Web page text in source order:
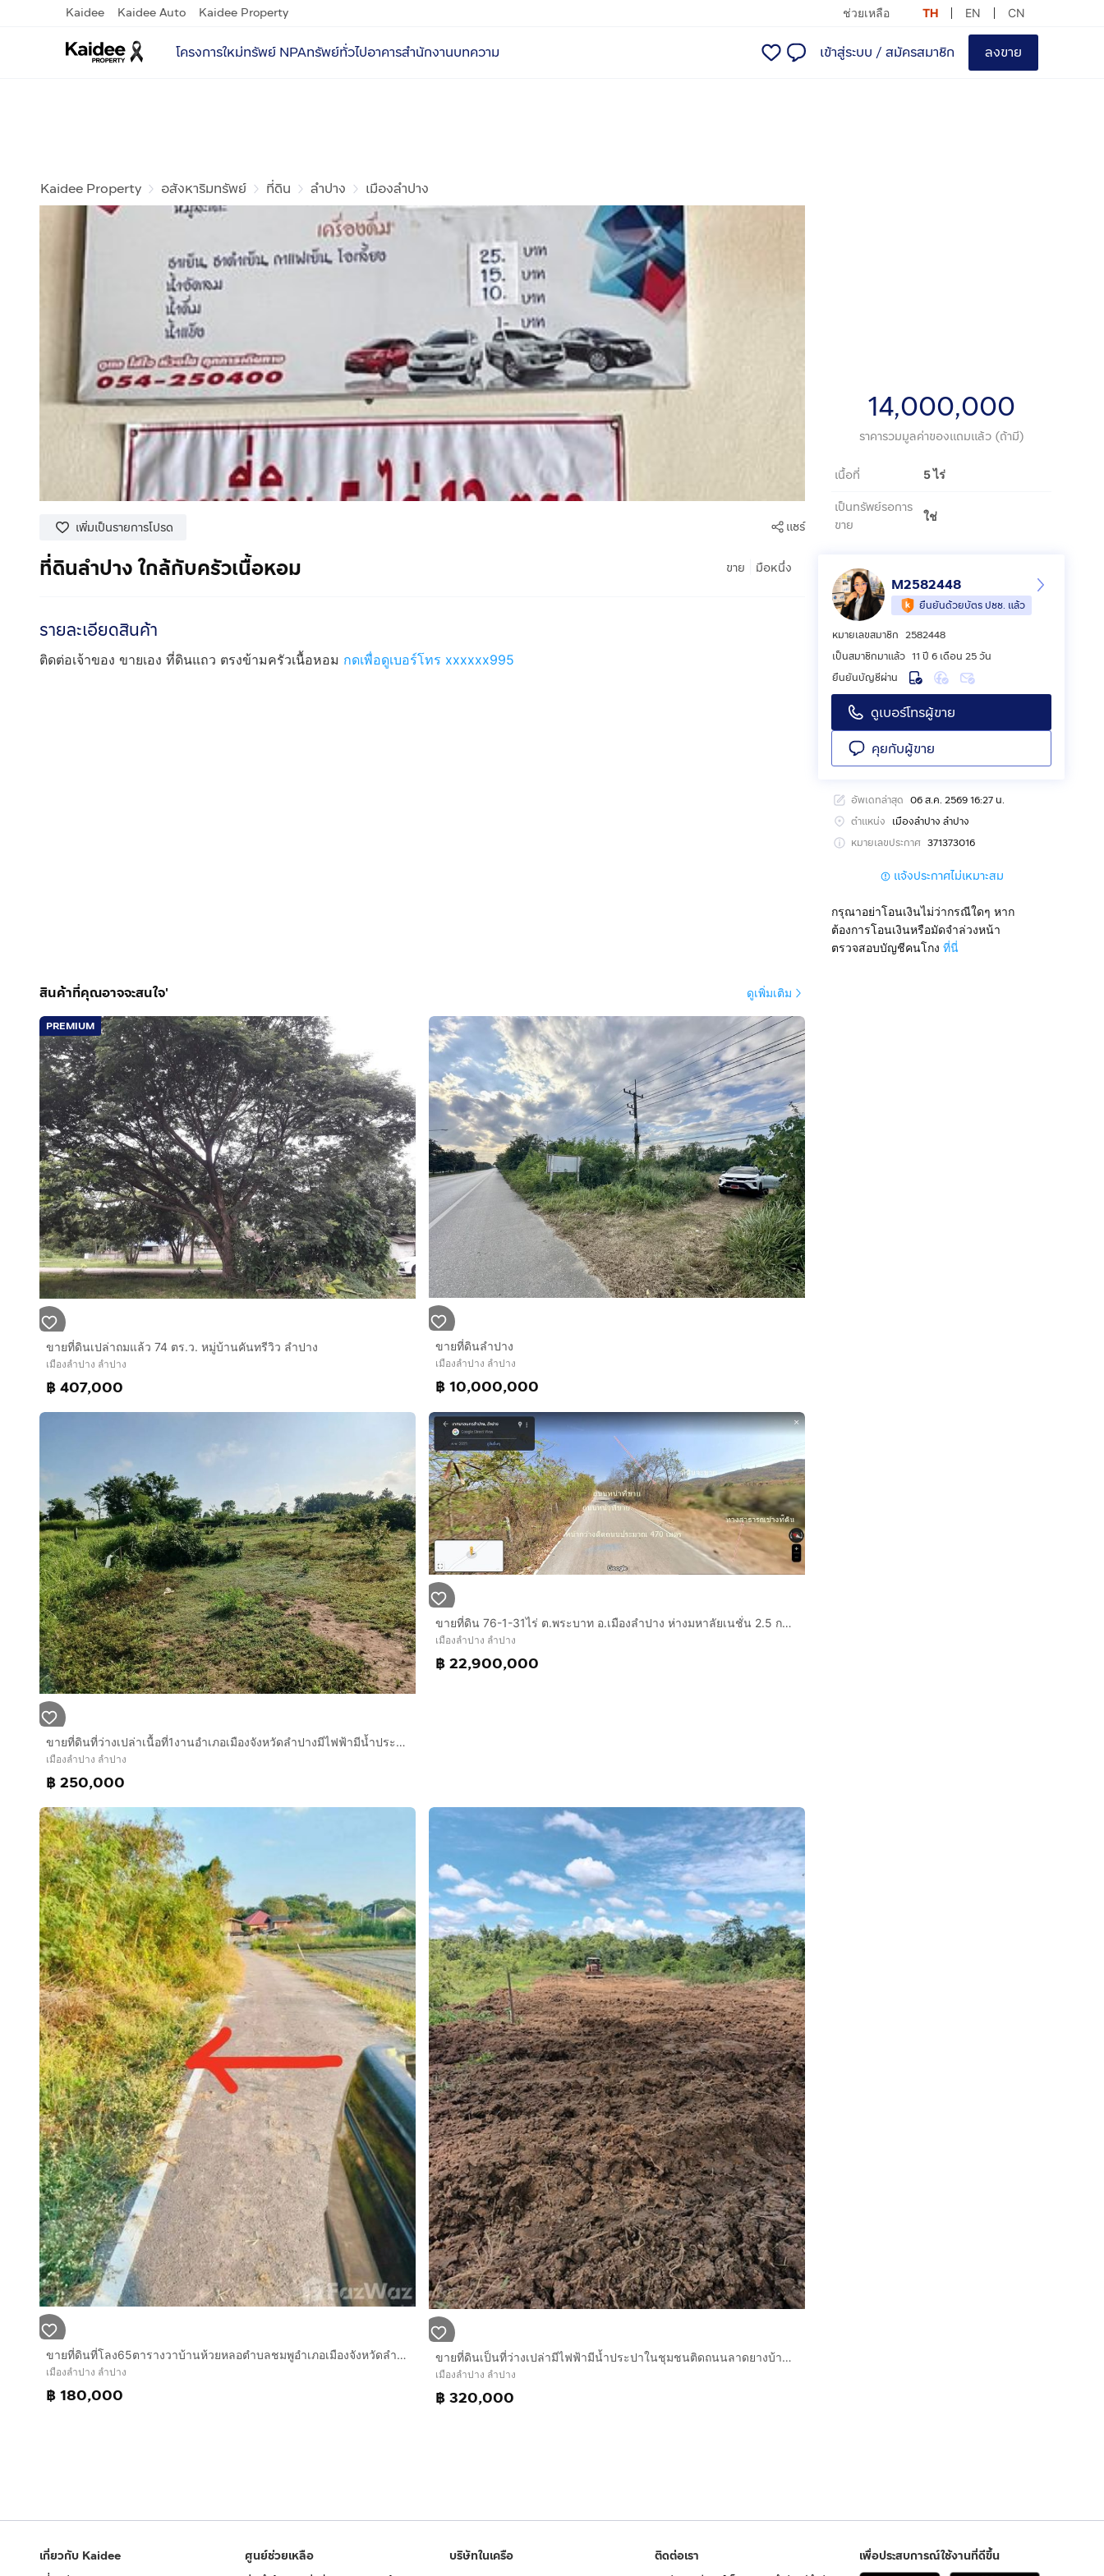
Kaidee Kaidee Auto Kaidee Property ช่วยเหลือ TH EN CN
โครงการใหม่ทรัพย์ NPAทรัพย์ทั่วไปอาคารสำนักงานบทความ เข้าสู่ระบบ / สมัครสมาชิก ลงขาย
Kaidee Property อสังหาริมทรัพย์ ที่ดิน ลำปาง เมืองลำปาง
เพิ่มเป็นรายการโปรด แชร์
ขาย มือหนึ่ง
ที่ดินลำปาง ใกล้กับครัวเนื้อหอม
รายละเอียดสินค้า
ติดต่อเจ้าของ ขายเอง ที่ดินแถว ตรงข้ามครัวเนื้อหอม กดเพื่อดูเบอร์โทร xxxxxx995
14,000,000
ราคารวมมูลค่าของแถมแล้ว (ถ้ามี)
เนื้อที่ 5 ไร่
เป็นทรัพย์รอการ
ขาย
ใช่
M2582448
ยืนยันด้วยบัตร ปชช. แล้ว
หมายเลขสมาชิก 2582448
เป็นสมาชิกมาแล้ว 11 ปี 6 เดือน 25 วัน
ยืนยันบัญชีผ่าน
ดูเบอร์โทรผู้ขาย
คุยกับผู้ขาย
อัพเดทล่าสุด 06 ส.ค. 2569 16:27 น.
ตำแหน่ง เมืองลำปาง ลำปาง
หมายเลขประกาศ 371373016
แจ้งประกาศไม่เหมาะสม
กรุณาอย่าโอนเงินไม่ว่ากรณีใดๆ หาก
ต้องการโอนเงินหรือมัดจำล่วงหน้า
ตรวจสอบบัญชีคนโกง ที่นี่
สินค้าที่คุณอาจจะสนใจ' ดูเพิ่มเติม
PREMIUM
ขายที่ดินเปล่าถมแล้ว 74 ตร.ว. หมู่บ้านคันทรีวิว ลำปาง
เมืองลำปาง ลำปาง
฿ 407,000
ขายที่ดินลำปาง
เมืองลำปาง ลำปาง
฿ 10,000,000
ขายที่ดินที่ว่างเปล่าเนื้อที่1งานอำเภอเมืองจังหวัดลำปางมีไฟฟ้ามีน้ำประปาในชุมชนบ้านโทกหัวช้างตำบลพระบาทห่างตัวเมืองลำปางไป5กิโลราคา250000 สน
เมืองลำปาง ลำปาง
฿ 250,000
ขายที่ดิน 76-1-31ไร่ ต.พระบาท อ.เมืองลำปาง ห่างมหาลัยเนชั่น 2.5 กม ไร่ละ3 แสน
เมืองลำปาง ลำปาง
฿ 22,900,000
ขายที่ดินที่โลง65ตารางวาบ้านห้วยหลอตำบลชมพูอำเภอเมืองจังหวัดลำปางห่างจากตัวเมืองลำปางไป8กิโลมีไฟฟ้ามีน้ำประปาติดถนนลูกรังราคา180000โทร080968
เมืองลำปาง ลำปาง
฿ 180,000
ขายที่ดินเป็นที่ว่างเปล่ามีไฟฟ้ามีน้ำประปาในชุมชนติดถนนลาดยางบ้านไร่พัตนาตำบลพิชัยอำเภอเมืองเนื้อที่1งานมี6แปลงติดกันราคาแปลงละ320000 ลำปางส
เมืองลำปาง ลำปาง
฿ 320,000
เกี่ยวกับ Kaidee
ศูนย์ช่วยเหลือ
บริษัทในเครือ
ติดต่อเรา
เพื่อประสบการณ์ใช้งานที่ดีขึ้น